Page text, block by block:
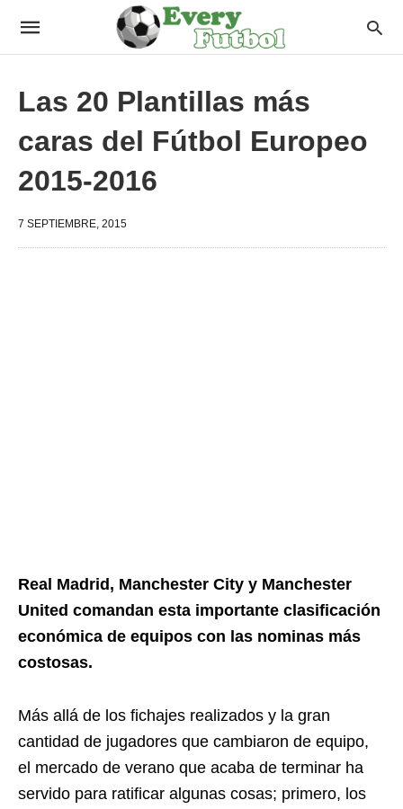
Las 20 Plantillas más
caras del Fútbol Europeo
2015-2016
7 SEPTIEMBRE, 2015
Real Madrid, Manchester City y Manchester
United comandan esta importante clasificación
económica de equipos con las nominas más
costosas.
Más allá de los fichajes realizados y la gran
cantidad de jugadores que cambiaron de equipo,
el mercado de verano que acaba de terminar ha
servido para ratificar algunas cosas; primero, los